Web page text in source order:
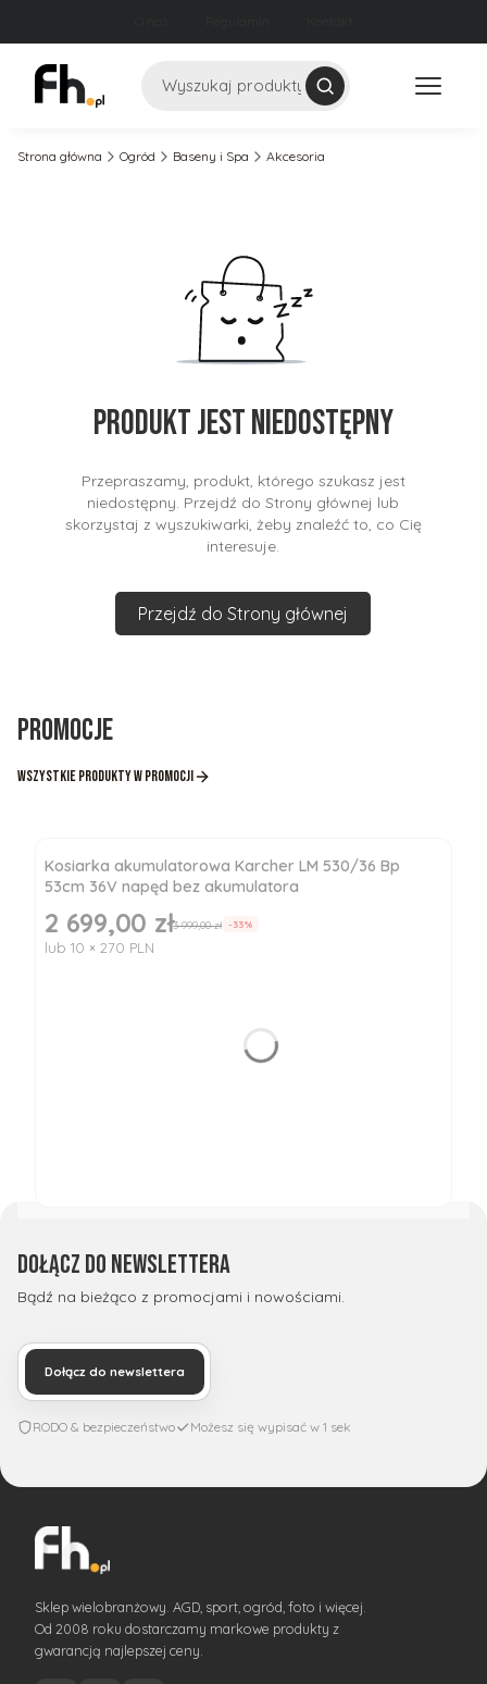
Szukaj
Strona główna Ogród Baseny i Spa Akcesoria
Produkt jest niedostępny
Przepraszamy, produkt, którego szukasz jest
niedostępny. Przejdź do Strony głównej lub
skorzystaj z wyszukiwarki, żeby znaleźć to, co Cię
interesuje.
Przejdź do Strony głównej
Promocje
Wszystkie produkty w promocji
Kosiarka akumulatorowa Karcher LM 530/36 Bp
53cm 36V napęd bez akumulatora
Cena promocyjna
2 699,00 zł3 999,00 zł -33%
lub 10 × 270 PLN
Dołącz do newslettera
Bądź na bieżąco z promocjami i nowościami.
Dołącz do newslettera
RODO & bezpieczeństwo Możesz się wypisać w 1 sek
Sklep wielobranżowy. AGD, sport, ogród, foto i więcej.
Od 2008 roku dostarczamy markowe produkty z
gwarancją najlepszej ceny.